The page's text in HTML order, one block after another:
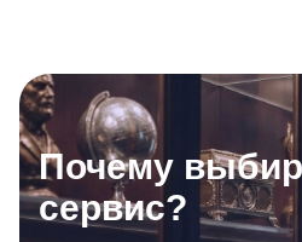
Почему
сервис?